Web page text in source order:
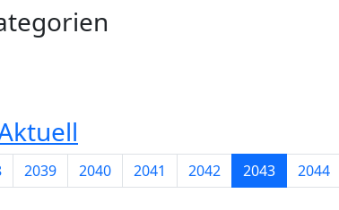
2039 2040 2041 2042 2043 2044